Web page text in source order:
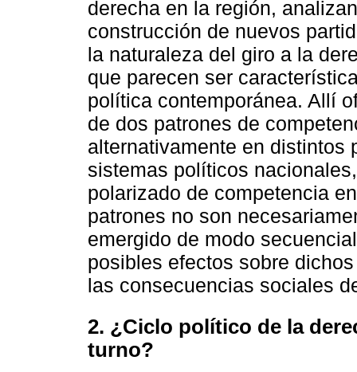
derecha en la región,
construcción de nuevos
la naturaleza del giro a la
que parecen ser
política contemporánea. Allí
de dos patrones de
alternativamente en distintos
sistemas políticos
polarizado de competencia
patrones no son
emergido de modo
posibles efectos sobre
las consecuencias sociales
2. ¿Ciclo político de la
turno?